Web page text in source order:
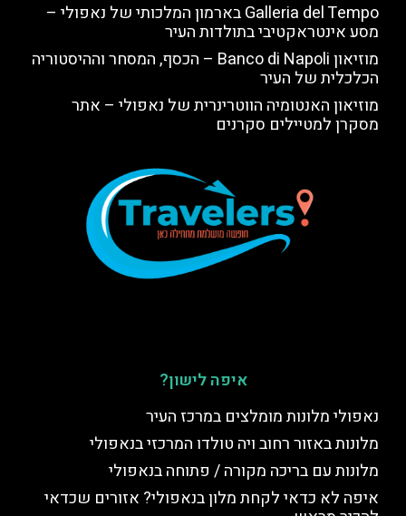
Galleria del Tempo בארמון המלכותי של נאפולי –
מסע אינטראקטיבי בתולדות העיר
מוזיאון Banco di Napoli – הכסף, המסחר וההיסטוריה
הכלכלית של העיר
מוזיאון האנטומיה הווטרינרית של נאפולי – אתר
מסקרן למטיילים סקרנים
איפה לישון?
נאפולי מלונות מומלצים במרכז העיר
מלונות באזור רחוב ויה טולדו המרכזי בנאפולי
מלונות עם בריכה מקורה / פתוחה בנאפולי
איפה לא כדאי לקחת מלון בנאפולי? אזורים שכדאי